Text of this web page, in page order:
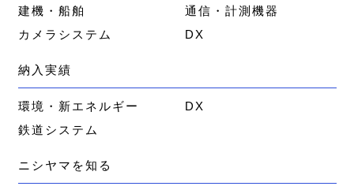
建機・船舶
通信・計測機器
カメラシステム
DX
納入実績
環境・新エネルギー
DX
鉄道システム
ニシヤマを知る